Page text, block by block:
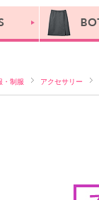
・制服 アクセサリー